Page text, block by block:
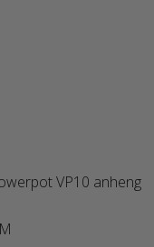
VP10 anheng